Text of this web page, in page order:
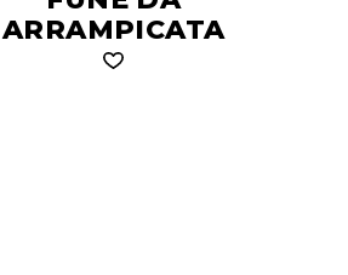
ARRAMPICATA